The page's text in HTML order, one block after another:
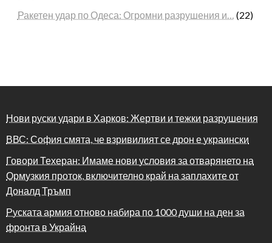
Ракетен удар по Одеса: Огромни разрушения и… (22)
Нови руски удари в Харков: Жертви и тежки разрушения
ВВС: София смята, че взривилият се дрон е украински
Говори Техеран: Имаме нови условия за отварянето на
Ормузкия проток, включително край на заплахите от
Доналд Тръмп
Руската армия отново набира по 1000 души на ден за
фронта в Украйна